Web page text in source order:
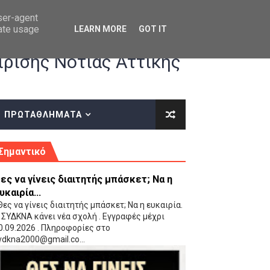
οδηγίες επί του ΚΑΝΟΝΙΣΜΟΥ ΕΓΓΡΑΦΩΝ-ΜΕΤΑΓΡΑΦΩΝ ΤΗΣ
(VIDEO)
Νότιας Αττικής
ΠΡΩΤΑΘΛΗΜΑΤΑ
να γίνεις διαιτητής μπάσκετ; Να η
να γίνεις διαιτητής μπάσκετ; Να η ευκαιρία.
κάνει νέα σχολή . Εγγραφές μέχρι
. Πληροφορίες στο
agent
usage
LEARN MORE GOT IT